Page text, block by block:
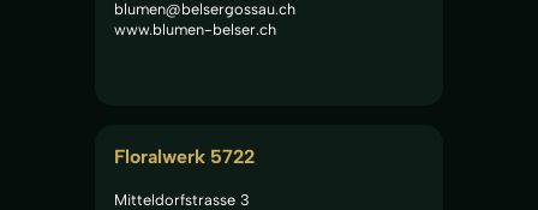
blumen@belsergossau.ch
www.blumen-belser.ch
Floralwerk 5722
Mitteldorfstrasse 3